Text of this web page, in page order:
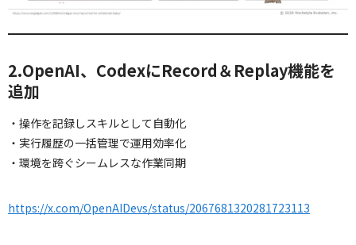
2.OpenAI、CodexにRecord＆Replay機能を
追加
・操作を記録しスキルとして自動化
・実行履歴の一括管理で運用効率化
・環境を跨ぐシームレスな作業同期
https://x.com/OpenAIDevs/status/2067681320281723113